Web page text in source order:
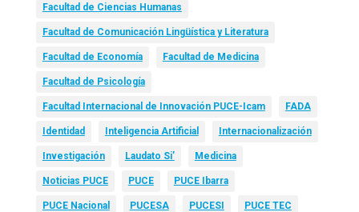
Facultad de Ciencias Humanas
Facultad de Comunicación Lingüística y Literatura
Facultad de Economía Facultad de Medicina
Facultad de Psicología
Facultad Internacional de Innovación PUCE-Icam FADA
Identidad Inteligencia Artificial Internacionalización
Investigación Laudato Si’ Medicina
Noticias PUCE PUCE PUCE Ibarra
PUCE Nacional PUCESA PUCESI PUCE TEC